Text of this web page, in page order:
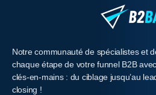
Notre communauté de spécialistes et
chaque étape de votre funnel B2B
clés-en-mains : du ciblage jusqu’au
closing !